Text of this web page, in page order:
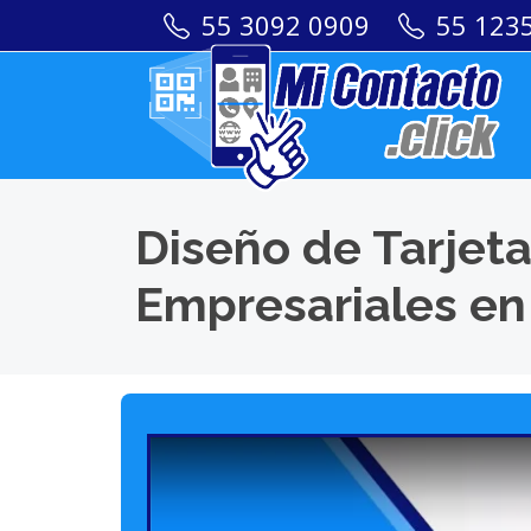
55 3092 0909 55
Diseño de
Empresariales